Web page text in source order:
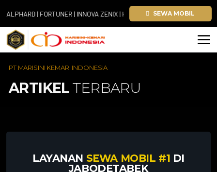
| FORTUNER | INNOVA ZENIX | HIACE SEWA MOBIL
PT MARISINI KEMARI INDONESIA
ARTIKEL TERBARU
LAYANAN SEWA MOBIL #1 DI
JABODETABEK